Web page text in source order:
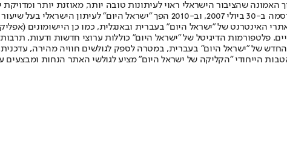
שהציבור הישראלי ראוי לעיתונות טובה יותר, מאוזנת יותר
תשלום. המהדורה המודפסת הראשונה פורסמה ב-30 ביולי 2007, וב-
פלטפורמות הדיגיטל של "ישראל היום" כוללות ערוצי חדשות ודעות,
החדש של "ישראל היום" בעברית, במטרה לספק לגולשים חוויה מהירה,
הייחודי "הקליקה של ישראל היום" מציע לגולשי האתר הנחות